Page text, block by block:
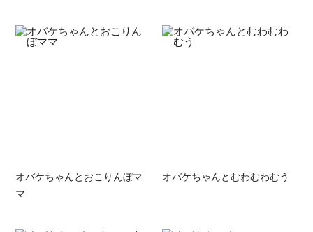
オバケちゃんとおこりんぼマ
マ
オバケちゃんとむわむわむう